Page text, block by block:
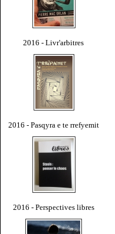
2016 - Livr'arbitres
2016 - Pasqyra e te rrefyemit
2016 - Perspectives libres